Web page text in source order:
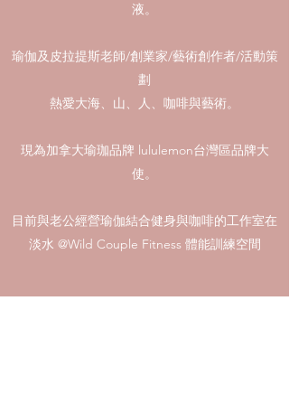
液。
瑜伽及皮拉提斯老師/創業家/藝術創作者/活動策
劃
熱愛大海、山、人、咖啡與藝術。
現為加拿大瑜珈品牌 lululemon台灣區品牌大
使。
目前與老公經營瑜伽結合健身與咖啡的工作室在
淡水 @Wild Couple Fitness 體能訓練空間